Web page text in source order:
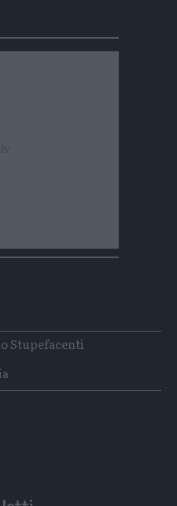
Stupefacenti